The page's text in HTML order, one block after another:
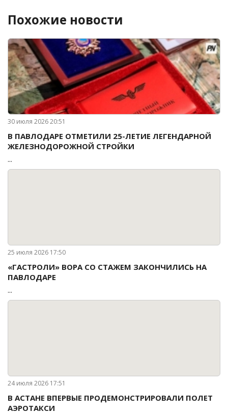
Похожие новости
30 июля 2026 20:51
В ПАВЛОДАРЕ ОТМЕТИЛИ 25-ЛЕТИЕ ЛЕГЕНДАРНОЙ
ЖЕЛЕЗНОДОРОЖНОЙ СТРОЙКИ
...
25 июля 2026 17:50
«ГАСТРОЛИ» ВОРА СО СТАЖЕМ ЗАКОНЧИЛИСЬ НА
ПАВЛОДАРЕ
...
24 июля 2026 17:51
В АСТАНЕ ВПЕРВЫЕ ПРОДЕМОНСТРИРОВАЛИ ПОЛЕТ
АЭРОТАКСИ